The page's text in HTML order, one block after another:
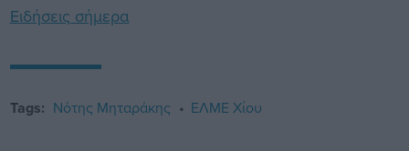
Ειδήσεις σήμερα
Tags: Νότης Μηταράκης ΕΛΜΕ Χίου